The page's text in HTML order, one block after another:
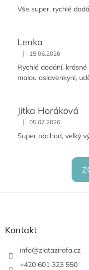
Vše super, rychlé
Lenka
| 15.06.2026
Rychlé dodání,
malou oslavenkyni,
Jitka Horáková
| 05.07.2026
Super obchod, velký
Z
Kontakt
info@zlatazirafa.cz
+420 601 323 550